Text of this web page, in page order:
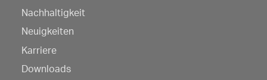
hier,
um
die
Nachhaltigkeit
Neuigkeiten
Karriere
Downloads